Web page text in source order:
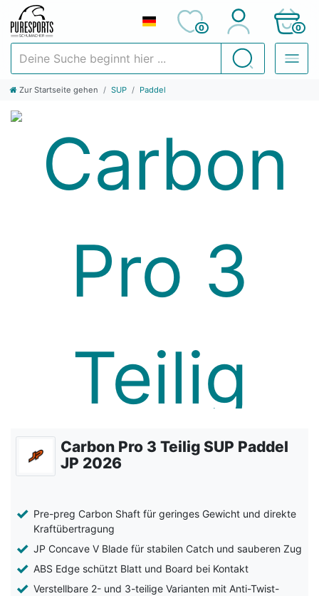
Suchen
0 0
Zur Startseite gehen SUP Paddel
Carbon Pro 3 Teilig SUP Paddel
JP 2026
Pre-preg Carbon Shaft für geringes Gewicht und direkte
Kraftübertragung
JP Concave V Blade für stabilen Catch und sauberen Zug
ABS Edge schützt Blatt und Board bei Kontakt
Verstellbare 2- und 3-teilige Varianten mit Anti-Twist-